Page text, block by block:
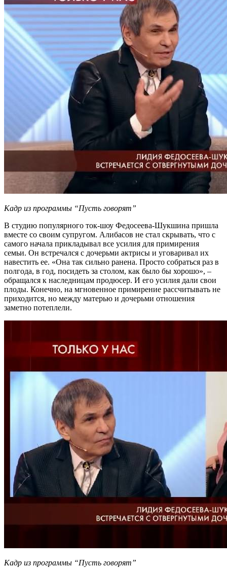
Кадр из программы “Пусть говорят”
В студию популярного ток-шоу Федосеева-Шукшина пришла
вместе со своим супругом. Алибасов не стал скрывать, что с
самого начала прикладывал все усилия для примирения
семьи. Он встречался с дочерьми актрисы и уговаривал их
навестить ее. «Она так сильно ранена. Просто собраться раз в
полгода, в год, посидеть за столом, как было бы хорошо», –
обращался к наследницам продюсер. И его усилия дали свои
плоды. Конечно, на мгновенное примирение рассчитывать не
приходится, но между матерью и дочерьми отношения
заметно потеплели.
Кадр из программы “Пусть говорят”